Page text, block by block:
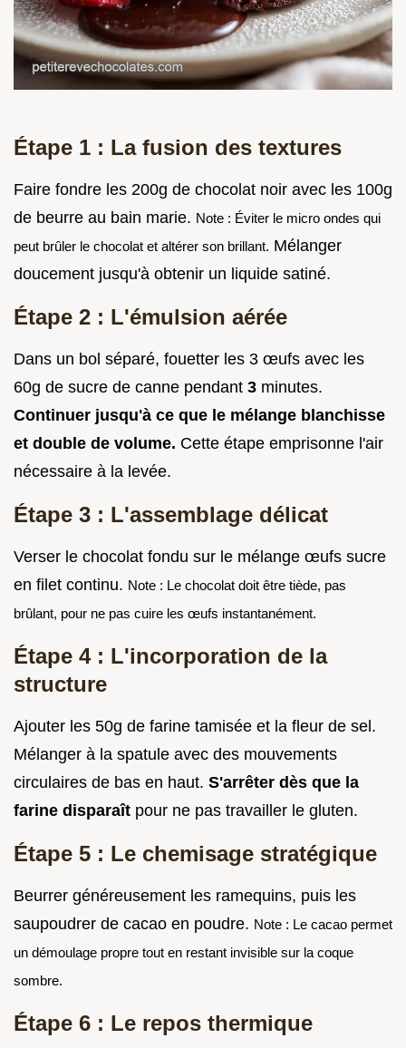
Étape 1 : La fusion des textures
Faire fondre les 200g de chocolat noir avec les 100g
de beurre au bain marie. Note : Éviter le micro ondes qui
peut brûler le chocolat et altérer son brillant. Mélanger
doucement jusqu'à obtenir un liquide satiné.
Étape 2 : L'émulsion aérée
Dans un bol séparé, fouetter les 3 œufs avec les
60g de sucre de canne pendant 3 minutes.
Continuer jusqu'à ce que le mélange blanchisse
et double de volume. Cette étape emprisonne l'air
nécessaire à la levée.
Étape 3 : L'assemblage délicat
Verser le chocolat fondu sur le mélange œufs sucre
en filet continu. Note : Le chocolat doit être tiède, pas
brûlant, pour ne pas cuire les œufs instantanément.
Étape 4 : L'incorporation de la
structure
Ajouter les 50g de farine tamisée et la fleur de sel.
Mélanger à la spatule avec des mouvements
circulaires de bas en haut. S'arrêter dès que la
farine disparaît pour ne pas travailler le gluten.
Étape 5 : Le chemisage stratégique
Beurrer généreusement les ramequins, puis les
saupoudrer de cacao en poudre. Note : Le cacao permet
un démoulage propre tout en restant invisible sur la coque
sombre.
Étape 6 : Le repos thermique